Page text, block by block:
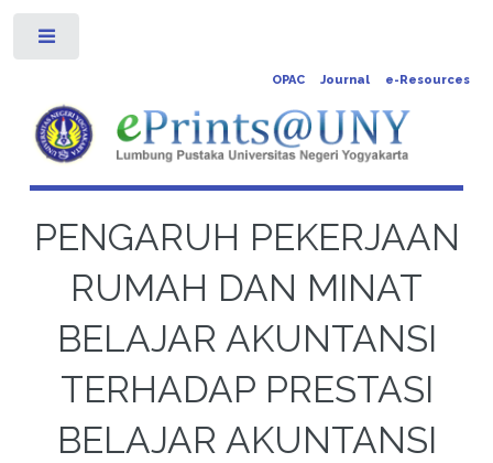
OPAC Journal e-Resources
PENGARUH PEKERJAAN
RUMAH DAN MINAT
BELAJAR AKUNTANSI
TERHADAP PRESTASI
BELAJAR AKUNTANSI